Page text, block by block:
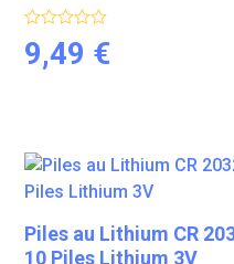
Note5.00
sur 5
9,49 €
Piles au Lithium CR
10 Piles Lithium 3V